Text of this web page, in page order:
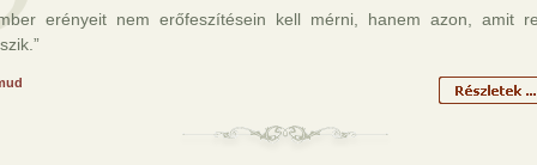
erényeit nem erőfeszítésein kell mérni, hanem azon, amit